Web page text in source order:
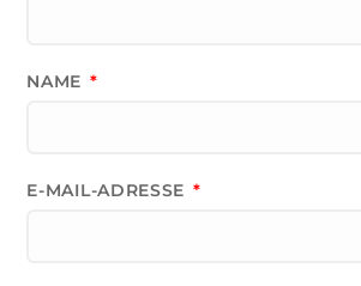
NAME *
E-MAIL-ADRESSE *